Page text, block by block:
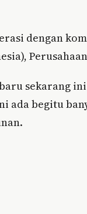
dengan
sekarang
ada begitu